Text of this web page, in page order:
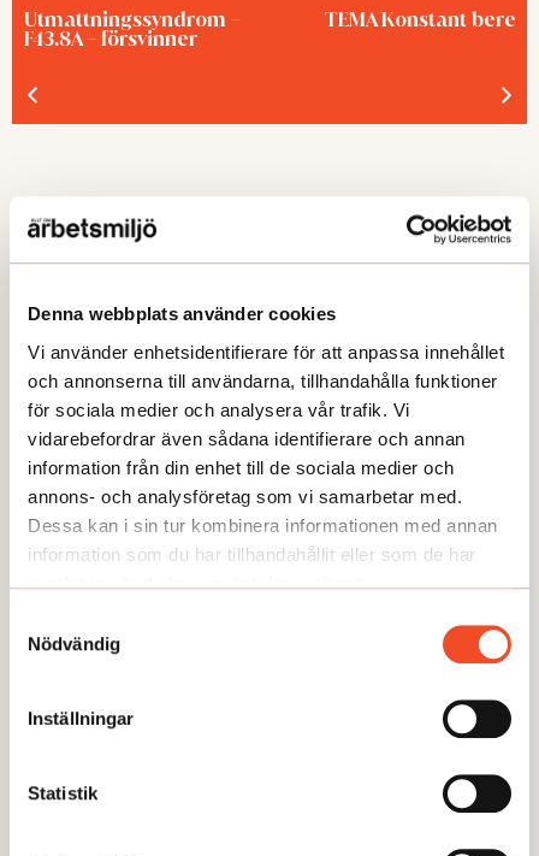
Denna webbplats använder cookies
Vi använder enhetsidentifierare för att anpassa innehållet
och annonserna till användarna, tillhandahålla funktioner
för sociala medier och analysera vår trafik. Vi
vidarebefordrar även sådana identifierare och annan
information från din enhet till de sociala medier och
annons- och analysföretag som vi samarbetar med.
Dessa kan i sin tur kombinera informationen med annan
information som du har tillhandahållit eller som de har
samlat in när du har använt deras tjänster.
Nödvändig
Inställningar
Statistik
Utmattningssyndrom –
F43.8A – försvinner
TEMA Konstant
GUIDEN
6 steg: Anpassa vid psykisk ohälsa